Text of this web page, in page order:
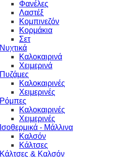
Φανέλες
Λαστέξ
Κομπινεζόν
Κορμάκια
Σετ
Νυχτικά
Καλοκαιρινά
Χειμερινά
Πυζάμες
Καλοκαιρινές
Χειμερινές
Ρόμπες
Καλοκαιρινές
Χειμερινές
Ισοθερμικά - Μάλλινα
Καλσόν
Κάλτσες
Κάλτσες & Καλσόν